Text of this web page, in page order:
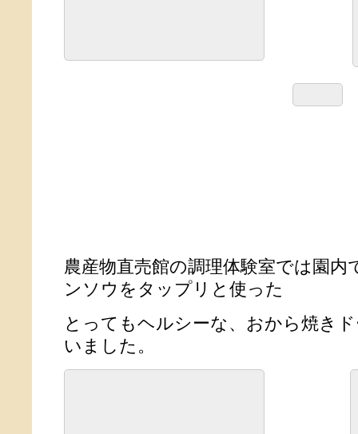
農産物直売館の調理体験室では園
ンソウをタップリと使った
とってもヘルシーな、おから焼き
いました。